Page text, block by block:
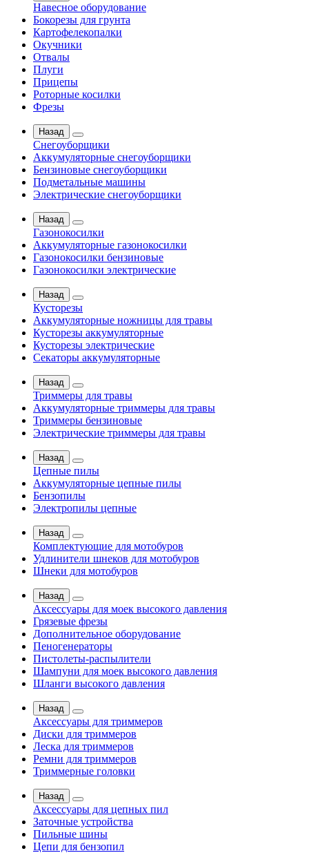
Навесное оборудование
Бокорезы для грунта
Картофелекопалки
Окучники
Отвалы
Плуги
Прицепы
Роторные косилки
Фрезы
Назад
Снегоуборщики
Аккумуляторные снегоуборщики
Бензиновые снегоуборщики
Подметальные машины
Электрические снегоуборщики
Назад
Газонокосилки
Аккумуляторные газонокосилки
Газонокосилки бензиновые
Газонокосилки электрические
Назад
Кусторезы
Аккумуляторные ножницы для травы
Кусторезы аккумуляторные
Кусторезы электрические
Секаторы аккумуляторные
Назад
Триммеры для травы
Аккумуляторные триммеры для травы
Триммеры бензиновые
Электрические триммеры для травы
Назад
Цепные пилы
Аккумуляторные цепные пилы
Бензопилы
Электропилы цепные
Назад
Комплектующие для мотобуров
Удлинители шнеков для мотобуров
Шнеки для мотобуров
Назад
Аксессуары для моек высокого давления
Грязевые фрезы
Дополнительное оборудование
Пеногенераторы
Пистолеты-распылители
Шампуни для моек высокого давления
Шланги высокого давления
Назад
Аксессуары для триммеров
Диски для триммеров
Леска для триммеров
Ремни для триммеров
Триммерные головки
Назад
Аксессуары для цепных пил
Заточные устройства
Пильные шины
Цепи для бензопил